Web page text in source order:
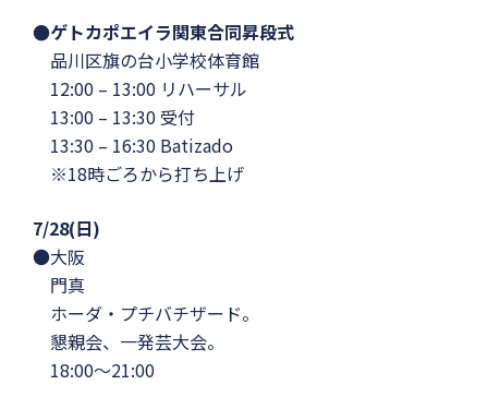
●ゲトカポエイラ関東合同昇段式
品川区旗の台小学校体育館
12:00 – 13:00 リハーサル
13:00 – 13:30 受付
13:30 – 16:30 Batizado
※18時ごろから打ち上げ
7/28(日)
●大阪
門真
ホーダ・プチバチザード。
懇親会、一発芸大会。
18:00〜21:00